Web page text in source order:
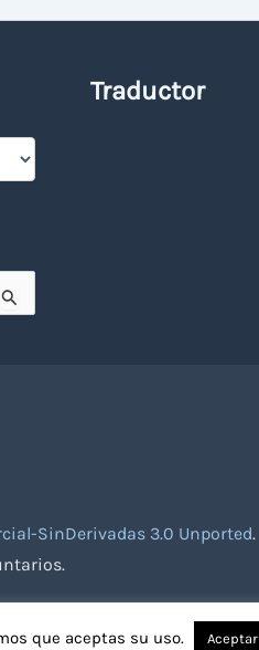
Traductor
SinDerivadas 3.0 Unported.
que aceptas su uso. Aceptar